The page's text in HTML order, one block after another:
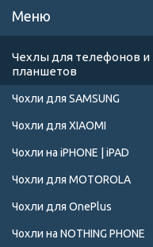
Чехлы для телефонов и
планшетов
Чохли для SAMSUNG
Чохли для XIAOMI
Чохли на iPHONE | iPAD
Чохли для MOTOROLA
Чохли для OnePlus
Чохли на NOTHING PHONE